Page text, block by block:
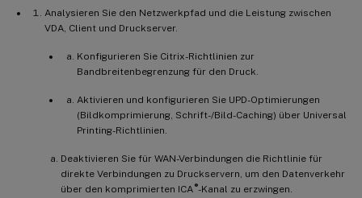
1.
Identifizieren Sie den
1.
  Versuchen Sie
Identifizieren und entfernen Sie
1.
Suchen und bereinigen Sie
**Mögliche Ursachen:** GPO-
Analysieren Sie den Netzwerkpfad und die Leistung zwischen
VDA, Client und Druckserver.
Konfigurieren Sie Citrix-Richtlinien zur
Bandbreitenbegrenzung für den Druck.
Aktivieren und konfigurieren Sie UPD-Optimierungen
(Bildkomprimierung, Schrift-/Bild-Caching) über Universal
Printing-Richtlinien.
Deaktivieren Sie für WAN-Verbindungen die Richtlinie für
direkte Verbindungen zu Druckservern, um den Datenverkehr
über den komprimierten ICA ®-Kanal zu erzwingen.